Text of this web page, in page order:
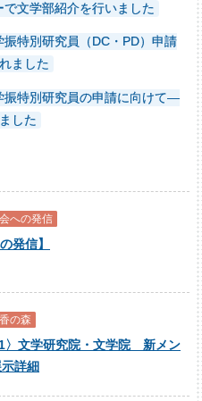
文学部紹介を行いました
特別研究員（DC・PD）申請
ました
振特別研究員の申請に向けて―
した
への発信
発信】
の森
〉文学研究院・文学院 新メン
詳細